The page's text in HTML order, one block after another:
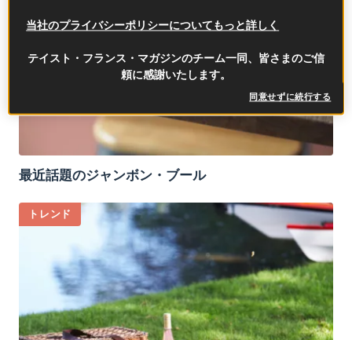
最近話題のジャンボン・ブール
トレンド
当社のプライバシーポリシーについてもっと詳しく
テイスト・フランス・マガジンのチーム一同、皆さまのご信
頼に感謝いたします。
同意せずに続行する